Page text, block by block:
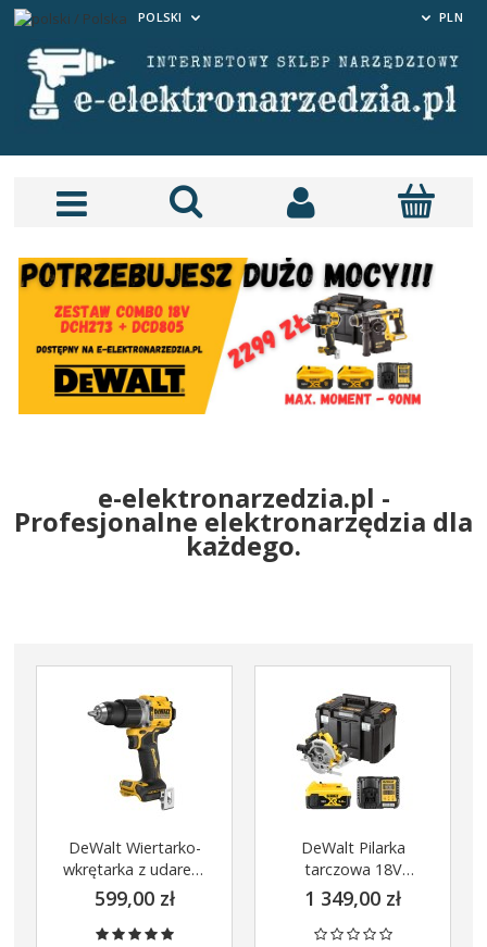
POLSKI PLN
e-elektronarzedzia.pl -
Profesjonalne elektronarzędzia dla
każdego.
DeWalt Wiertarko-
wkrętarka z udarem
18V 90Nm DCD805N
Korpus
599,00 zł
DeWalt Pilarka
tarczowa 18V
184mm XR
DCS570P1 1x5Ah
Ładowarka
1 349,00 zł